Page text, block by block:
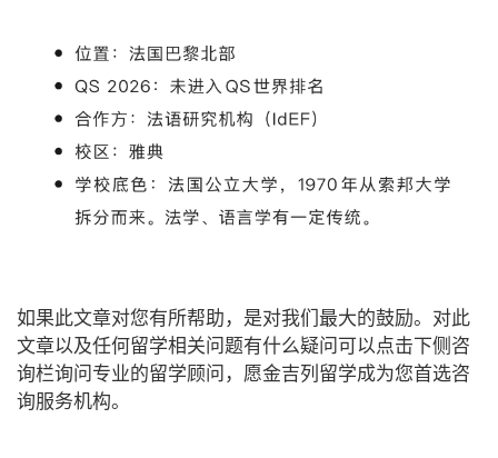
如果此文章对您有所帮助，是对我们最大的鼓励。对此
文章以及任何留学相关问题有什么疑问可以点击下侧咨
询栏询问专业的留学顾问，愿金吉列留学成为您首选咨
询服务机构。